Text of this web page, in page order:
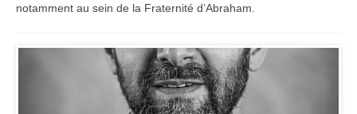
notamment au sein de la Fraternité d’Abraham.